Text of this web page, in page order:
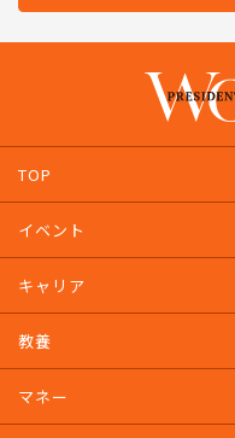
TOP
イベント
キャリア
教養
マネー